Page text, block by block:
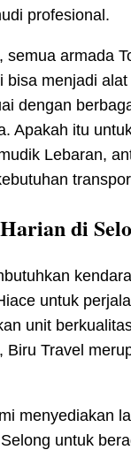
profesional.
semua armada
bisa menjadi
dengan
Apakah itu
Lebaran,
di
untuk
unit
Biru Travel
menyediakan
untuk